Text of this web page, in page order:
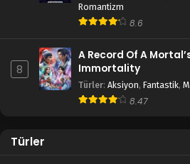
Romantizm
8.6
8
A Record Of A
Immortality
Türler: Aksiyon, Fantastik,
8.47
Türler